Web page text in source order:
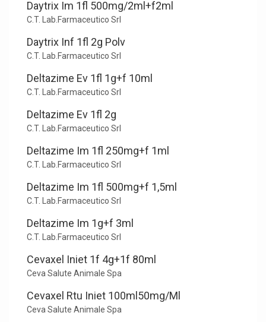
Daytrix Im 1fl 500mg/2ml+f2ml
C.T. Lab.Farmaceutico Srl
Daytrix Inf 1fl 2g Polv
C.T. Lab.Farmaceutico Srl
Deltazime Ev 1fl 1g+f 10ml
C.T. Lab.Farmaceutico Srl
Deltazime Ev 1fl 2g
C.T. Lab.Farmaceutico Srl
Deltazime Im 1fl 250mg+f 1ml
C.T. Lab.Farmaceutico Srl
Deltazime Im 1fl 500mg+f 1,5ml
C.T. Lab.Farmaceutico Srl
Deltazime Im 1g+f 3ml
C.T. Lab.Farmaceutico Srl
Cevaxel Iniet 1f 4g+1f 80ml
Ceva Salute Animale Spa
Cevaxel Rtu Iniet 100ml50mg/Ml
Ceva Salute Animale Spa